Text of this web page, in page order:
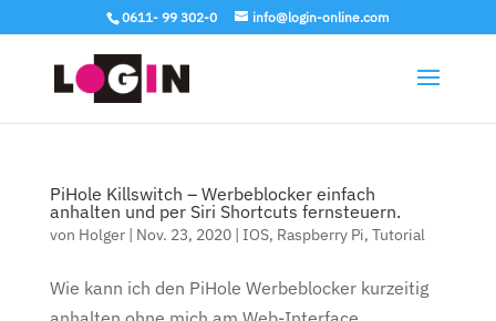
0611- 99 302-0 info@login-online.com
PiHole Killswitch – Werbeblocker einfach
anhalten und per Siri Shortcuts fernsteuern.
von Holger| Nov. 23, 2020| IOS, Raspberry Pi, Tutorial
Wie kann ich den PiHole Werbeblocker kurzeitig